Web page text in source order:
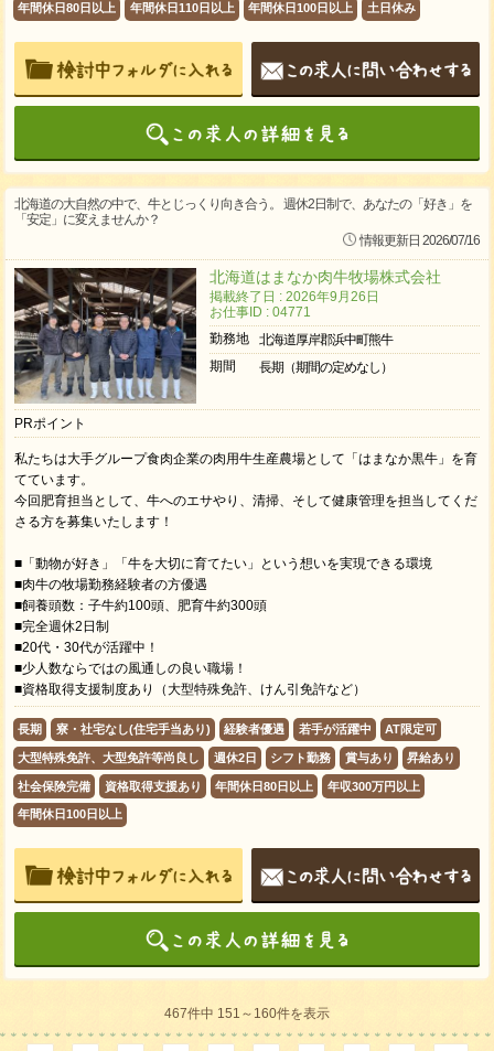
年間休日80日以上 年間休日110日以上 年間休日100日以上 土日休み
北海道の大自然の中で、牛とじっくり向き合う。 週休2日制で、あなたの「好き」を
「安定」に変えませんか？
情報更新日 2026/07/16
北海道はまなか肉牛牧場株式会社
掲載終了日 : 2026年9月26日
お仕事ID : 04771
勤務地
北海道厚岸郡浜中町熊牛
期間
長期（期間の定めなし）
PRポイント
私たちは大手グループ食肉企業の肉用牛生産農場として「はまなか黒牛」を育
てています。
今回肥育担当として、牛へのエサやり、清掃、そして健康管理を担当してくだ
さる方を募集いたします！
■「動物が好き」「牛を大切に育てたい」という想いを実現できる環境
■肉牛の牧場勤務経験者の方優遇
■飼養頭数：子牛約100頭、肥育牛約300頭
■完全週休2日制
■20代・30代が活躍中！
■少人数ならではの風通しの良い職場！
■資格取得支援制度あり（大型特殊免許、けん引免許など）
長期 寮・社宅なし(住宅手当あり) 経験者優遇 若手が活躍中 AT限定可
大型特殊免許、大型免許等尚良し 週休2日 シフト勤務 賞与あり 昇給あり
社会保険完備 資格取得支援あり 年間休日80日以上 年収300万円以上
年間休日100日以上
467件中 151～160件を表示